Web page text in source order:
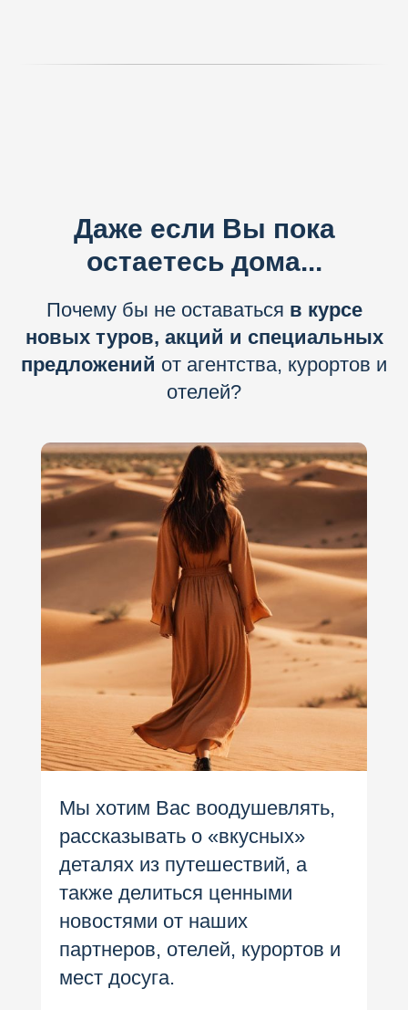
Даже если Вы пока
остаетесь дома...
Почему бы не оставаться в курсе
новых туров, акций и специальных
предложений от агентства, курортов и
отелей?
Мы хотим Вас воодушевлять,
рассказывать о «вкусных»
деталях из путешествий, а
также делиться ценными
новостями от наших
партнеров, отелей, курортов и
мест досуга.